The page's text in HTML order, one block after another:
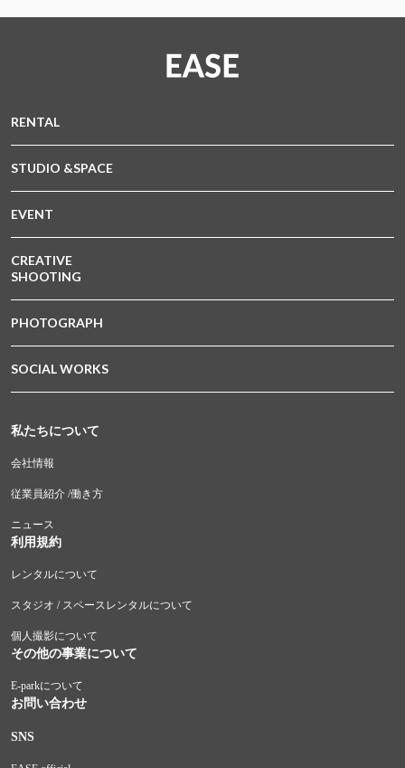
RENTAL
STUDIO &SPACE
EVENT
CREATIVE
SHOOTING
PHOTOGRAPH
SOCIAL WORKS
私たちについて
会社情報
従業員紹介 /働き方
ニュース
利用規約
レンタルについて
スタジオ / スペースレンタルについて
個人撮影について
その他の事業について
E-parkについて
お問い合わせ
SNS